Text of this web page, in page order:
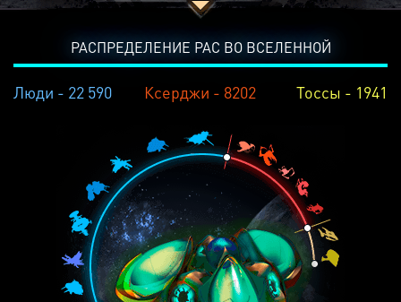
РАСПРЕДЕЛЕНИЕ РАС ВО ВСЕЛЕННОЙ
Люди - 22 590 Ксерджи - 8202 Тоссы - 1941